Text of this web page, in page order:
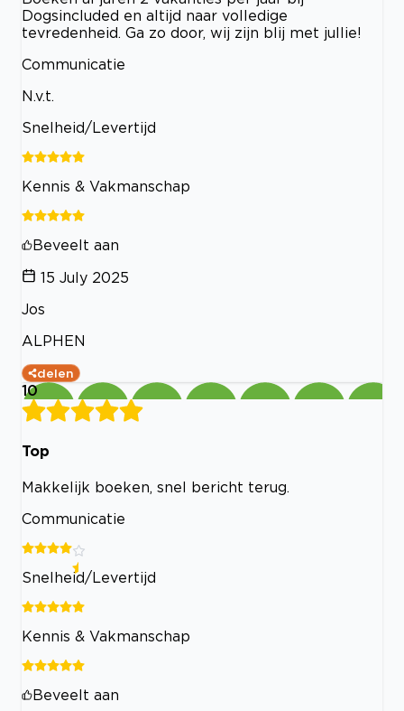
Dogsincluded en altijd naar volledige
tevredenheid. Ga zo door, wij zijn blij met jullie!
Communicatie
N.v.t.
Snelheid/Levertijd
Kennis & Vakmanschap
Beveelt aan
15 July 2025
Jos
ALPHEN
delen
10
Top
Makkelijk boeken, snel bericht terug.
Communicatie
Snelheid/Levertijd
Kennis & Vakmanschap
Beveelt aan